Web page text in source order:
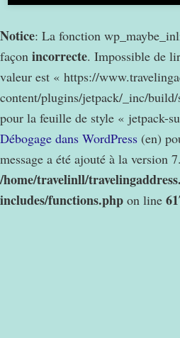
Notice: La fonction
façon incorrecte. Impossible de
valeur est « https://
content/plugins/jetpack/_inc/
pour la feuille de style « jetpack-
Débogage dans WordPress (en)
message a été ajouté à la version
/home/travelinll/
includes/functions.php on line